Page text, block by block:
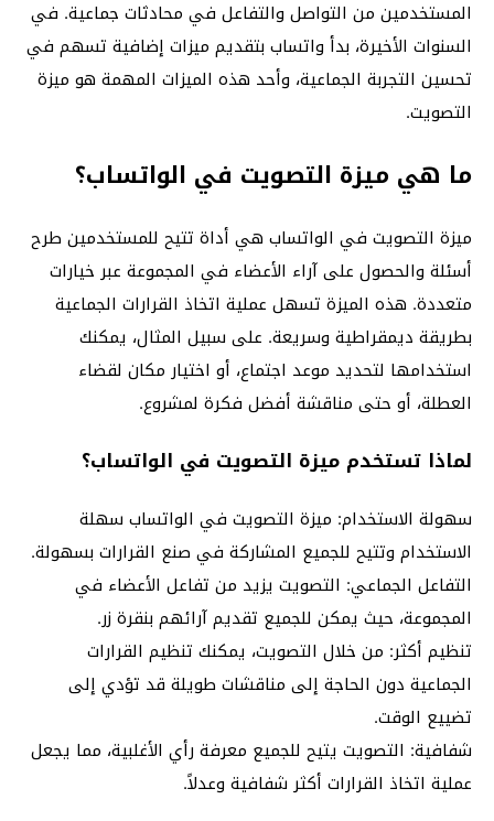
المستخدمين من التواصل والتفاعل في محادثات جماعية. في
السنوات الأخيرة، بدأ واتساب بتقديم ميزات إضافية تسهم في
تحسين التجربة الجماعية، وأحد هذه الميزات المهمة هو ميزة
التصويت.
ما هي ميزة التصويت في الواتساب؟
ميزة التصويت في الواتساب هي أداة تتيح للمستخدمين طرح
أسئلة والحصول على آراء الأعضاء في المجموعة عبر خيارات
متعددة. هذه الميزة تسهل عملية اتخاذ القرارات الجماعية
بطريقة ديمقراطية وسريعة. على سبيل المثال، يمكنك
استخدامها لتحديد موعد اجتماع، أو اختيار مكان لقضاء
العطلة، أو حتى مناقشة أفضل فكرة لمشروع.
لماذا تستخدم ميزة التصويت في الواتساب؟
سهولة الاستخدام: ميزة التصويت في الواتساب سهلة
الاستخدام وتتيح للجميع المشاركة في صنع القرارات بسهولة.
التفاعل الجماعي: التصويت يزيد من تفاعل الأعضاء في
المجموعة، حيث يمكن للجميع تقديم آرائهم بنقرة زر.
تنظيم أكثر: من خلال التصويت، يمكنك تنظيم القرارات
الجماعية دون الحاجة إلى مناقشات طويلة قد تؤدي إلى
تضييع الوقت.
شفافية: التصويت يتيح للجميع معرفة رأي الأغلبية، مما يجعل
عملية اتخاذ القرارات أكثر شفافية وعدلاً.